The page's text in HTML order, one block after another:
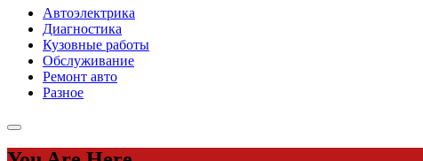
Автоэлектрика
Диагностика
Кузовные работы
Обслуживание
Ремонт авто
Разное